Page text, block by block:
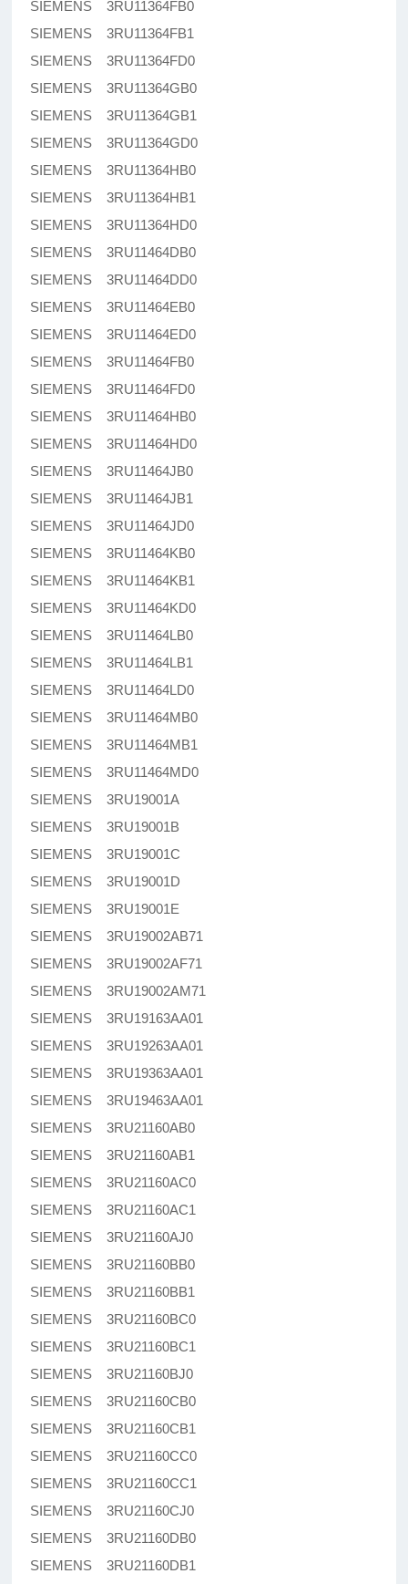
SIEMENS 3RU11364FB0
SIEMENS 3RU11364FB1
SIEMENS 3RU11364FD0
SIEMENS 3RU11364GB0
SIEMENS 3RU11364GB1
SIEMENS 3RU11364GD0
SIEMENS 3RU11364HB0
SIEMENS 3RU11364HB1
SIEMENS 3RU11364HD0
SIEMENS 3RU11464DB0
SIEMENS 3RU11464DD0
SIEMENS 3RU11464EB0
SIEMENS 3RU11464ED0
SIEMENS 3RU11464FB0
SIEMENS 3RU11464FD0
SIEMENS 3RU11464HB0
SIEMENS 3RU11464HD0
SIEMENS 3RU11464JB0
SIEMENS 3RU11464JB1
SIEMENS 3RU11464JD0
SIEMENS 3RU11464KB0
SIEMENS 3RU11464KB1
SIEMENS 3RU11464KD0
SIEMENS 3RU11464LB0
SIEMENS 3RU11464LB1
SIEMENS 3RU11464LD0
SIEMENS 3RU11464MB0
SIEMENS 3RU11464MB1
SIEMENS 3RU11464MD0
SIEMENS 3RU19001A
SIEMENS 3RU19001B
SIEMENS 3RU19001C
SIEMENS 3RU19001D
SIEMENS 3RU19001E
SIEMENS 3RU19002AB71
SIEMENS 3RU19002AF71
SIEMENS 3RU19002AM71
SIEMENS 3RU19163AA01
SIEMENS 3RU19263AA01
SIEMENS 3RU19363AA01
SIEMENS 3RU19463AA01
SIEMENS 3RU21160AB0
SIEMENS 3RU21160AB1
SIEMENS 3RU21160AC0
SIEMENS 3RU21160AC1
SIEMENS 3RU21160AJ0
SIEMENS 3RU21160BB0
SIEMENS 3RU21160BB1
SIEMENS 3RU21160BC0
SIEMENS 3RU21160BC1
SIEMENS 3RU21160BJ0
SIEMENS 3RU21160CB0
SIEMENS 3RU21160CB1
SIEMENS 3RU21160CC0
SIEMENS 3RU21160CC1
SIEMENS 3RU21160CJ0
SIEMENS 3RU21160DB0
SIEMENS 3RU21160DB1